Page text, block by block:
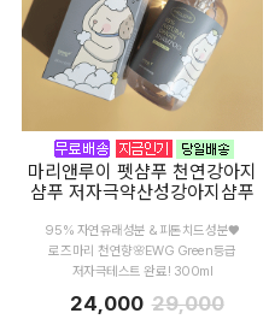
마리앤루이 펫샴푸 천연강아지
샴푸 저자극약산성강아지샴푸
95% 자연유래성분 & 피톤치드성분♥
로즈마리 천연향🌸EWG Green등급
저자극테스트 완료! 300ml
24,000 29,000